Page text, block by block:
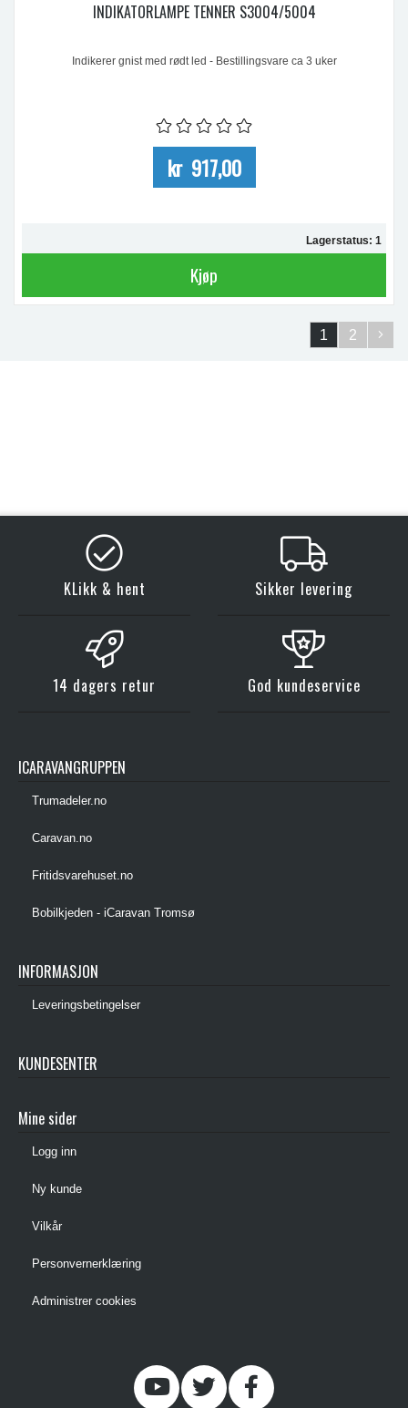
INDIKATORLAMPE TENNER S3004/5004
Indikerer gnist med rødt led - Bestillingsvare ca 3 uker
kr 917,00
Lagerstatus: 1
Kjøp
1 2
KLikk & hent Sikker levering
14 dagers retur God kundeservice
ICARAVANGRUPPEN
Trumadeler.no
Caravan.no
Fritidsvarehuset.no
Bobilkjeden - iCaravan Tromsø
INFORMASJON
Leveringsbetingelser
KUNDESENTER
Mine sider
Logg inn
Ny kunde
Vilkår
Personvernerklæring
Administrer cookies